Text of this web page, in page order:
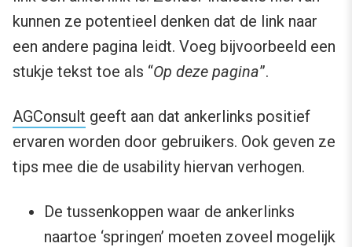
kunnen ze potentieel denken dat de link naar
een andere pagina leidt. Voeg bijvoorbeeld een
stukje tekst toe als “Op deze pagina”.
AGConsult geeft aan dat ankerlinks positief
ervaren worden door gebruikers. Ook geven ze
tips mee die de usability hiervan verhogen.
De tussenkoppen waar de ankerlinks
naartoe ‘springen’ moeten zoveel mogelijk